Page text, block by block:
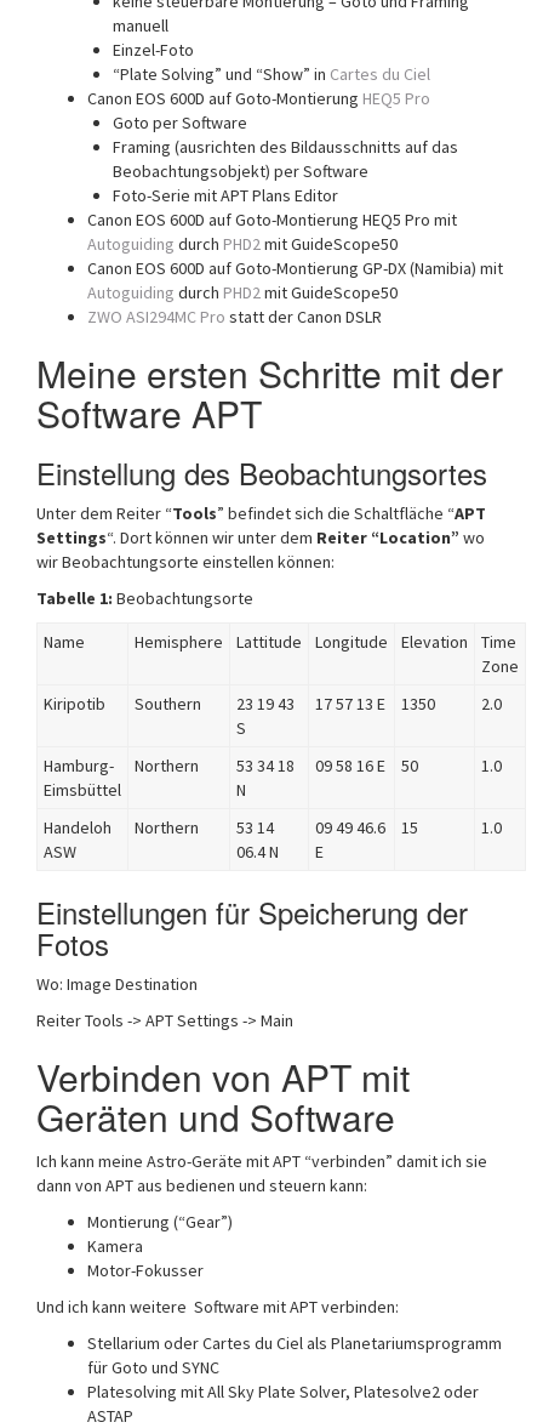
manuell
Einzel-Foto
“Plate Solving” und “Show” in Cartes du Ciel
Canon EOS 600D auf Goto-Montierung HEQ5 Pro
Goto per Software
Framing (ausrichten des Bildausschnitts auf das
Beobachtungsobjekt) per Software
Foto-Serie mit APT Plans Editor
Canon EOS 600D auf Goto-Montierung HEQ5 Pro mit
Autoguiding durch PHD2mit GuideScope50
Canon EOS 600D auf Goto-Montierung GP-DX (Namibia) mit
Autoguiding durch PHD2mit GuideScope50
ZWO ASI294MC Pro statt der Canon DSLR
Meine ersten Schritte mit der
Software APT
Einstellung des Beobachtungsortes
Unter dem Reiter “Tools” befindet sich die Schaltfläche “APT
Settings“. Dort können wir unter dem Reiter “Location” wo
wir Beobachtungsorte einstellen können:
Tabelle 1: Beobachtungsorte
Name
Hemisphere Lattitude Longitude Elevation
Time
Zone
Kiripotib
Southern
23 19 43
S
17 57 13 E 1350 2.0
Hamburg-
Eimsbüttel
Northern
53 34 18
N
09 58 16 E 50 1.0
Handeloh
ASW
Northern
53 14
06.4 N
09 49 46.6
E
15 1.0
Einstellungen für Speicherung der
Fotos
Wo: Image Destination
Reiter Tools -> APT Settings -> Main
Verbinden von APT mit
Geräten und Software
Ich kann meine Astro-Geräte mit APT “verbinden” damit ich sie
dann von APT aus bedienen und steuern kann:
Montierung (“Gear”)
Kamera
Motor-Fokusser
Und ich kann weitere Software mit APT verbinden:
Stellarium oder Cartes du Ciel als Planetariumsprogramm
für Goto und SYNC
Platesolving mit All Sky Plate Solver, Platesolve2 oder
ASTAP